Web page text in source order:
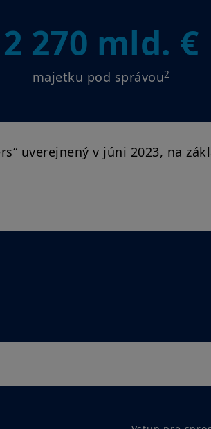
2 270 mld. €
majetku pod správou2
uverejnený v júni 2023, na